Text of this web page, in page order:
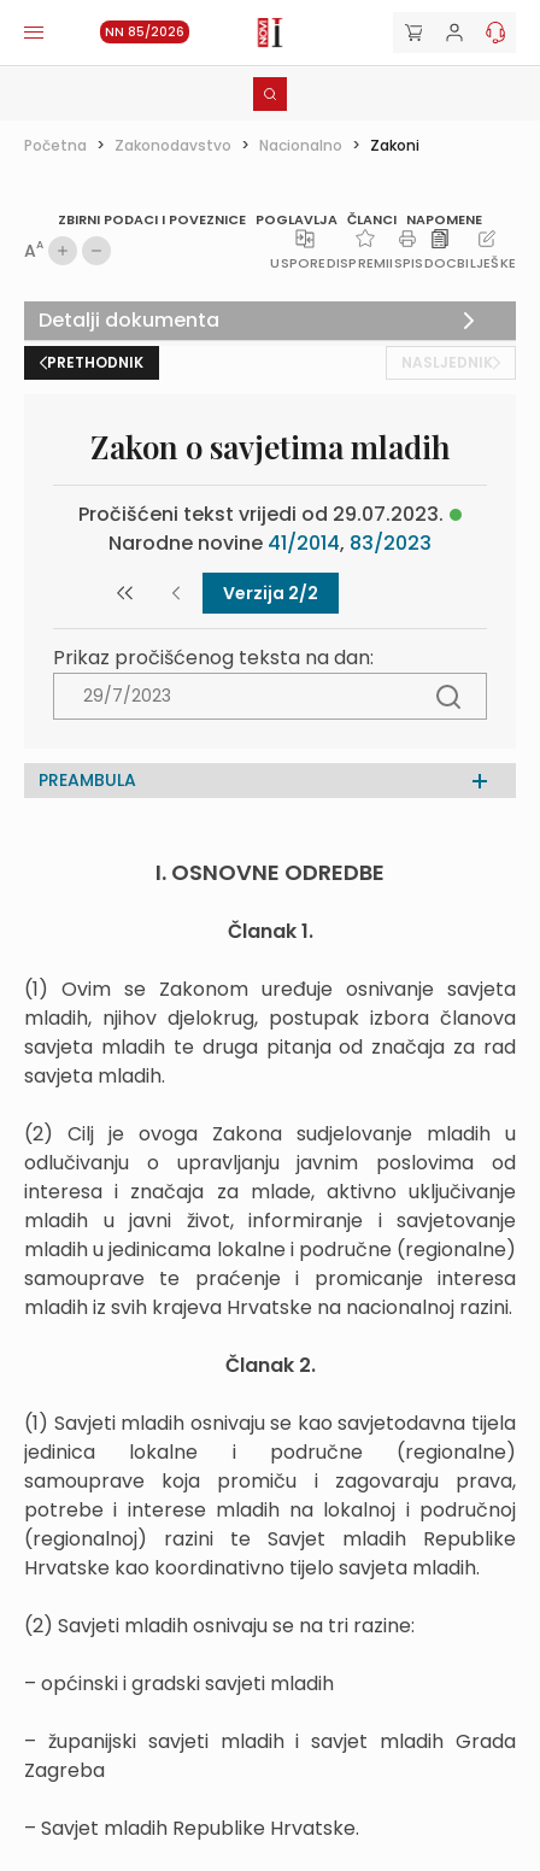
NN 85/2026
Početna > Zakonodavstvo > Nacionalno > Zakoni
ZBIRNI PODACI I POVEZNICE POGLAVLJA ČLANCI NAPOMENE
AA
USPOREDISPREMIISPISDOCBILJEŠKE
PRETHODNIK NASLJEDNIK
Zakon o savjetima mladih
Pročišćeni tekst vrijedi od 29.07.2023.
Narodne novine 41/2014, 83/2023
Verzija 2/2
Prikaz pročišćenog teksta na dan:
PREAMBULA
I. OSNOVNE ODREDBE
Članak 1.
(1) Ovim se Zakonom uređuje osnivanje savjeta
mladih, njihov djelokrug, postupak izbora članova
savjeta mladih te druga pitanja od značaja za rad
savjeta mladih.
(2) Cilj je ovoga Zakona sudjelovanje mladih u
odlučivanju o upravljanju javnim poslovima od
interesa i značaja za mlade, aktivno uključivanje
mladih u javni život, informiranje i savjetovanje
mladih u jedinicama lokalne i područne (regionalne)
samouprave te praćenje i promicanje interesa
mladih iz svih krajeva Hrvatske na nacionalnoj razini.
Članak 2.
(1) Savjeti mladih osnivaju se kao savjetodavna tijela
jedinica lokalne i područne (regionalne)
samouprave koja promiču i zagovaraju prava,
potrebe i interese mladih na lokalnoj i područnoj
(regionalnoj) razini te Savjet mladih Republike
Hrvatske kao koordinativno tijelo savjeta mladih.
(2) Savjeti mladih osnivaju se na tri razine:
– općinski i gradski savjeti mladih
– županijski savjeti mladih i savjet mladih Grada
Zagreba
– Savjet mladih Republike Hrvatske.
Detalji dokumenta